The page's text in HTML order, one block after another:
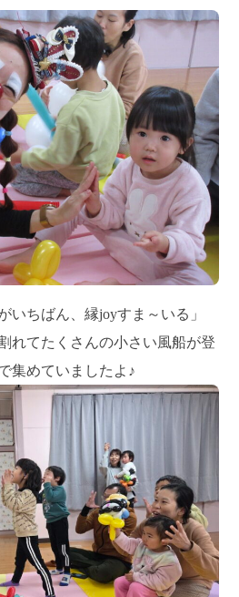
いちばん、縁joyすま～いる」
れてたくさんの小さい風船が登
集めていましたよ♪